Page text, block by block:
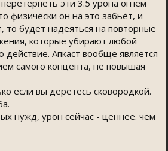
эти 3.5 урона огнём
физически он на это забьёт, и
то будет надеяться на повторные
которые убирают любой
действие. Апкаст вообще является
самого концепта, не повышая
если вы дерётесь сковородкой.
нужд, урон сейчас - ценнее. чем